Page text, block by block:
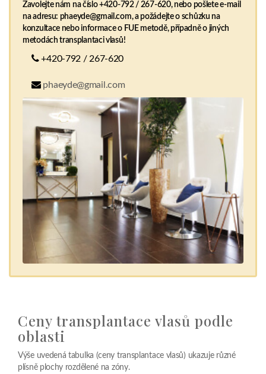
Zavolejte nám na číslo +420-792 / 267-620, nebo pošlete e-mail
na adresu: phaeyde@gmail.com, a požádejte o schůzku na
konzultace nebo informace o FUE metodě, případně o jiných
metodách transplantaci vlasů!
+420-792 / 267-620
phaeyde@gmail.com
Ceny transplantace vlasů podle
oblasti
Výše uvedená tabulka (ceny transplantace vlasů) ukazuje různé
plísně plochy rozdělené na zóny.